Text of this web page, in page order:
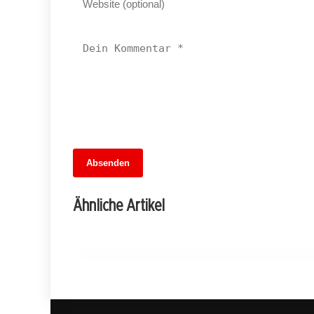
Absenden
Ähnliche Artikel
Neukölln im Umbruch: Hikels Abschied
und die Suche nach Lösungen in